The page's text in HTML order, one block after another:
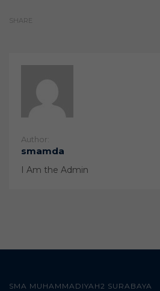
SHARE
Author:
smamda
I Am the Admin
SMA MUHAMMADIYAH2 SURABAYA